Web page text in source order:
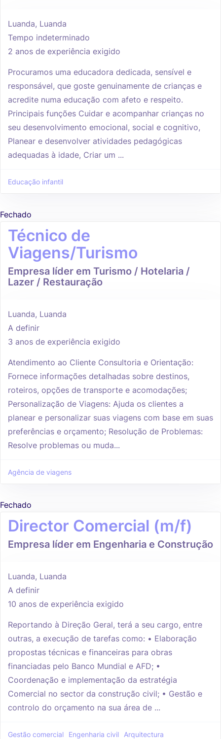
Luanda, Luanda
Tempo indeterminado
2 anos de experiência exigido
Procuramos uma educadora dedicada, sensível e
responsável, que goste genuinamente de crianças e
acredite numa educação com afeto e respeito.
Principais funções Cuidar e acompanhar crianças no
seu desenvolvimento emocional, social e cognitivo,
Planear e desenvolver atividades pedagógicas
adequadas à idade, Criar um ...
Educação infantil
Fechado
Técnico de
Viagens/Turismo
Empresa líder em Turismo / Hotelaria /
Lazer / Restauração
Luanda, Luanda
A definir
3 anos de experiência exigido
Atendimento ao Cliente Consultoria e Orientação:
Fornece informações detalhadas sobre destinos,
roteiros, opções de transporte e acomodações;
Personalização de Viagens: Ajuda os clientes a
planear e personalizar suas viagens com base em suas
preferências e orçamento; Resolução de Problemas:
Resolve problemas ou muda...
Agência de viagens
Fechado
Director Comercial (m/f)
Empresa líder em Engenharia e Construção
Luanda, Luanda
A definir
10 anos de experiência exigido
Reportando à Direção Geral, terá a seu cargo, entre
outras, a execução de tarefas como: • Elaboração
propostas técnicas e financeiras para obras
financiadas pelo Banco Mundial e AFD; •
Coordenação e implementação da estratégia
Comercial no sector da construção civil; • Gestão e
controlo do orçamento na sua área de ...
Gestão comercial Engenharia civil Arquitectura